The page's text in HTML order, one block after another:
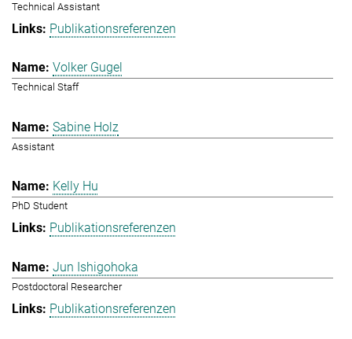
Technical Assistant
Publikationsreferenzen
Volker Gugel
Technical Staff
Sabine Holz
Assistant
Kelly Hu
PhD Student
Publikationsreferenzen
Jun Ishigohoka
Postdoctoral Researcher
Publikationsreferenzen